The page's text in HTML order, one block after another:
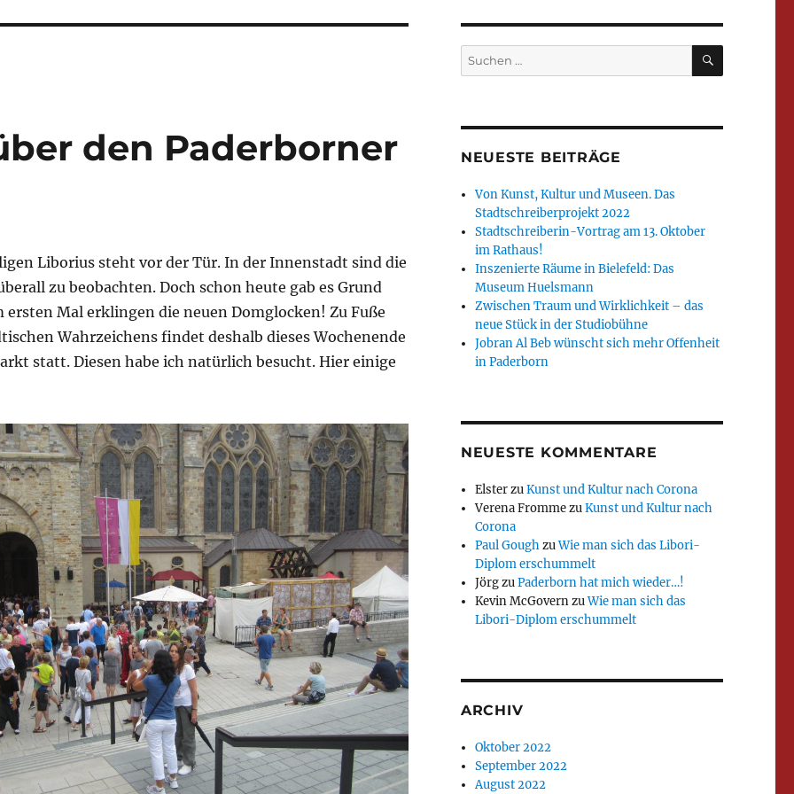
den Paderborner
Liborius steht vor der Tür. In der Innenstadt sind die
zu beobachten. Doch schon heute gab es Grund
ersten Mal erklingen die neuen Domglocken! Zu Fuße
Wahrzeichens findet deshalb dieses Wochenende
statt. Diesen habe ich natürlich besucht. Hier einige
Suchen
nach:
SUCHEN
NEUESTE BEITRÄGE
Von Kunst, Kultur und Museen. Das
Stadtschreiberprojekt 2022
Stadtschreiberin-Vortrag am 13. Oktober
im Rathaus!
Inszenierte Räume in Bielefeld: Das
Museum Huelsmann
Zwischen Traum und Wirklichkeit – das
neue Stück in der Studiobühne
Jobran Al Beb wünscht sich mehr Offenheit
in Paderborn
NEUESTE KOMMENTARE
ElsterzuKunst und Kultur nach Corona
Verena FrommezuKunst und Kultur nach
Corona
Paul GoughzuWie man sich das Libori-
Diplom erschummelt
JörgzuPaderborn hat mich wieder…!
Kevin McGovernzuWie man sich das
Libori-Diplom erschummelt
ARCHIV
Oktober 2022
September 2022
August 2022